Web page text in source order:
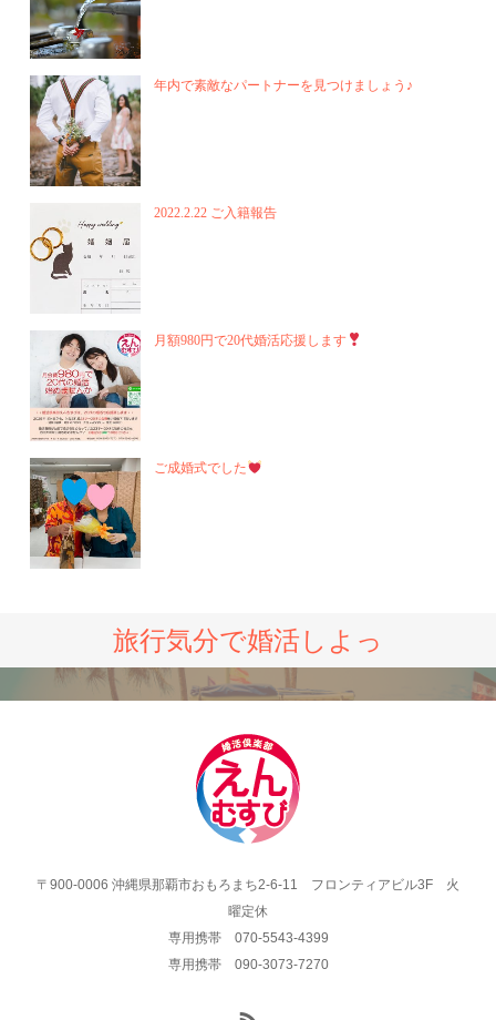
年内で素敵なパートナーを見つけましょう♪
2022.2.22 ご入籍報告
月額980円で20代婚活応援します
ご成婚式でした
旅行気分で婚活しよっ
〒900-0006 沖縄県那覇市おもろまち2-6-11 フロンティアビル3F 火
曜定休
専用携帯 070-5543-4399
専用携帯 090-3073-7270